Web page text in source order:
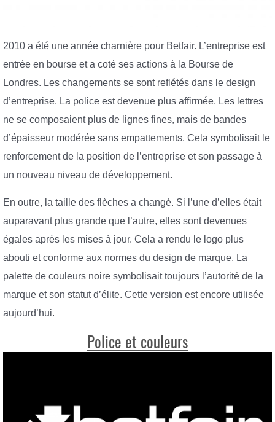
2010 a été une année charnière pour Betfair. L’entreprise est
entrée en bourse et a coté ses actions à la Bourse de
Londres. Les changements se sont reflétés dans le design
d’entreprise. La police est devenue plus affirmée. Les lettres
ne se composaient plus de lignes fines, mais de bandes
d’épaisseur modérée sans empattements. Cela symbolisait le
renforcement de la position de l’entreprise et son passage à
un nouveau niveau de développement.
En outre, la taille des flèches a changé. Si l’une d’elles était
auparavant plus grande que l’autre, elles sont devenues
égales après les mises à jour. Cela a rendu le logo plus
abouti et conforme aux normes du design de marque. La
palette de couleurs noire symbolisait toujours l’autorité de la
marque et son statut d’élite. Cette version est encore utilisée
aujourd’hui.
Police et couleurs